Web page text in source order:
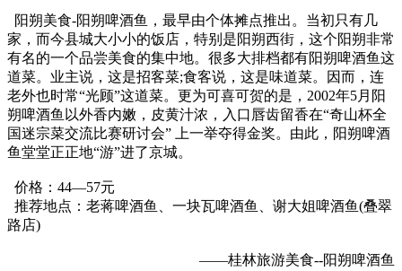
阳朔美食-阳朔啤酒鱼，最早由个体摊点推出。当初只有几
家，而今县城大小小的饭店，特别是阳朔西街，这个阳朔非常
有名的一个品尝美食的集中地。很多大排档都有阳朔啤酒鱼这
道菜。业主说，这是招客菜;食客说，这是味道菜。因而，连
老外也时常“光顾”这道菜。更为可喜可贺的是，2002年5月阳
朔啤酒鱼以外香内嫩，皮黄汁浓，入口唇齿留香在“奇山杯全
国迷宗菜交流比赛研讨会” 上一举夺得金奖。由此，阳朔啤酒
鱼堂堂正正地“游”进了京城。
价格：44—57元
推荐地点：老蒋啤酒鱼、一块瓦啤酒鱼、谢大姐啤酒鱼(叠翠
路店)
——桂林旅游美食--阳朔啤酒鱼